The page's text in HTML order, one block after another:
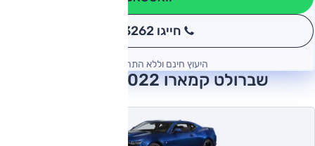
חייגו 3262
היעוץ חינם וללא התחייבות
שברולט קמארו 2022 חוות דעת